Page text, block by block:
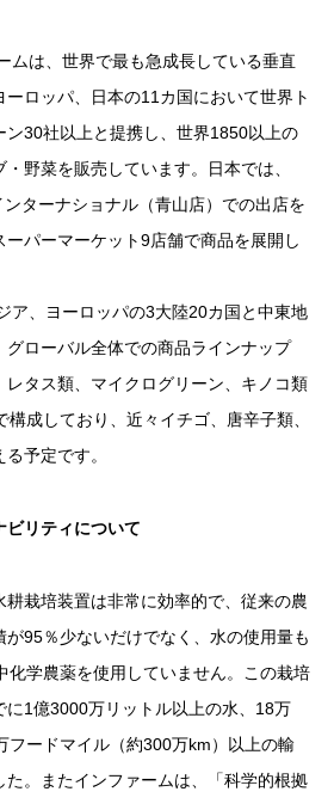
ムは、世界で最も急成長している垂直
ロッパ、日本の11カ国において世界ト
ン30社以上と提携し、世界1850以上の
野菜を販売しています。日本では、
ターナショナル（青山店）での出店を
パーマーケット9店舗で商品を展開し
ア、ヨーロッパの3大陸20カ国と中東地
ローバル全体での商品ラインナップ
レタス類、マイクログリーン、キノコ類
成しており、近々イチゴ、唐辛子類、
予定です。
ビリティについて
耕栽培装置は非常に効率的で、従来の農
95％少ないだけでなく、水の使用量も
化学農薬を使用していません。この栽培
に1億3000万リットル以上の水、18万
フードマイル（約300万km）以上の輸
。またインファームは、「科学的根拠